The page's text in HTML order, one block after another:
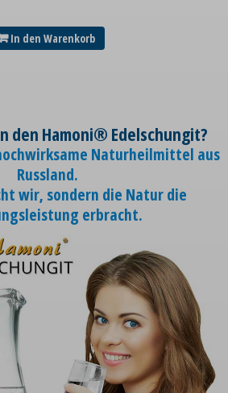
In den Warenkorb
den Hamoni® Edelschungit?
Naturheilmittel aus
Russland.
wir, sondern die Natur die
erbracht.